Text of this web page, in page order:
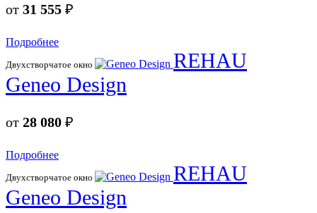
от 31 555 ₽
Подробнее
Двухстворчатое окно
REHAU
Geneo Design
от 28 080 ₽
Подробнее
Двухстворчатое окно
REHAU
Geneo Design